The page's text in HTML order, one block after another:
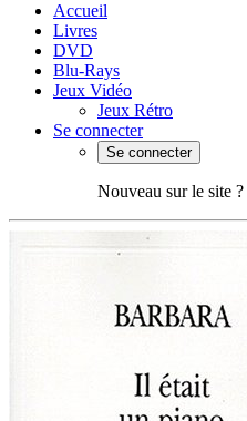
Accueil
Livres
DVD
Blu-Rays
Jeux Vidéo
Jeux Rétro
Se connecter
Se connecter
Nouveau sur le site ?